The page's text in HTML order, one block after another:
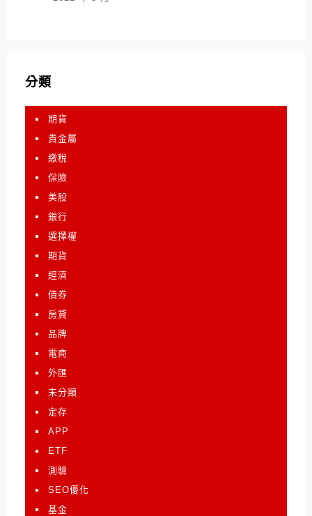
分類
期貨
貴金屬
繳稅
保險
美股
銀行
選擇權
期貨
經濟
債券
房貸
品牌
電商
外匯
未分類
定存
APP
ETF
測驗
SEO優化
基金